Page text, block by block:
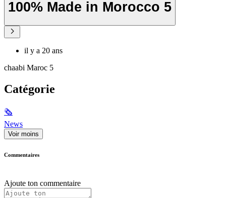
100% Made in Morocco 5
il y a 20 ans
chaabi Maroc 5
Catégorie
🗞
News
Voir moins
Commentaires
Ajoute ton commentaire